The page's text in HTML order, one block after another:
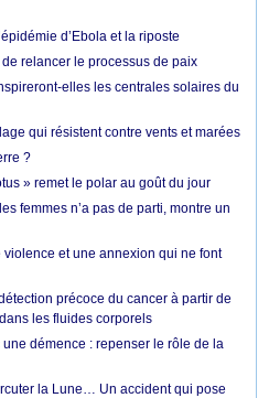
d’Ebola et la riposte
relancer le processus de paix
elles les centrales solaires du
qui résistent contre vents et marées
?
» remet le polar au goût du jour
femmes n’a pas de parti, montre un
violence et une annexion qui ne font
précoce du cancer à partir de
les fluides corporels
démence : repenser le rôle de la
la Lune… Un accident qui pose